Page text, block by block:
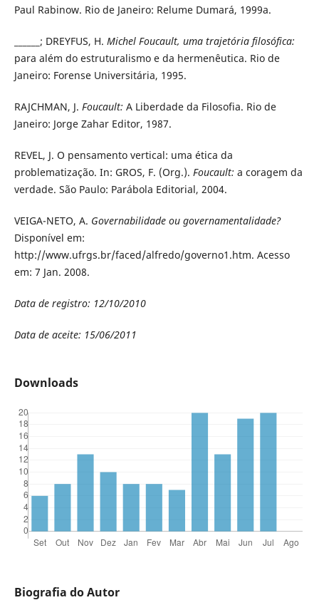
Paul Rabinow. Rio de Janeiro: Relume Dumará, 1999a.
______; DREYFUS, H. Michel Foucault, uma trajetória filosófica:
para além do estruturalismo e da hermenêutica. Rio de
Janeiro: Forense Universitária, 1995.
RAJCHMAN, J. Foucault: A Liberdade da Filosofia. Rio de
Janeiro: Jorge Zahar Editor, 1987.
REVEL, J. O pensamento vertical: uma ética da
problematização. In: GROS, F. (Org.). Foucault: a coragem da
verdade. São Paulo: Parábola Editorial, 2004.
VEIGA-NETO, A. Governabilidade ou governamentalidade?
Disponível em:
http://www.ufrgs.br/faced/alfredo/governo1.htm. Acesso
em: 7 Jan. 2008.
Data de registro: 12/10/2010
Data de aceite: 15/06/2011
Downloads
Biografia do Autor